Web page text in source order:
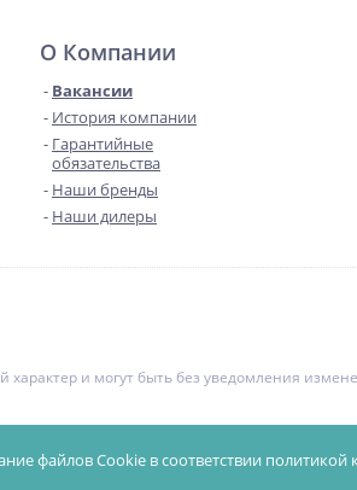
О Компании
Вакансии
История компании
Гарантийные
обязательства
Наши бренды
Наши дилеры
характер и могут быть без уведомления
цены у менеджеров. Политика
файлов Cookie в соответствии политикой